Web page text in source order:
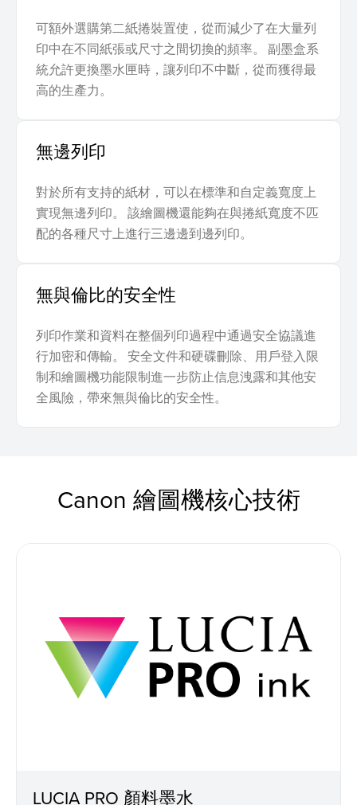
可額外選購第二紙捲裝置使，從而減少了在大量列
印中在不同紙張或尺寸之間切換的頻率。 副墨盒系
統允許更換墨水匣時，讓列印不中斷，從而獲得最
高的生產力。
無邊列印
對於所有支持的紙材，可以在標準和自定義寬度上
實現無邊列印。 該繪圖機還能夠在與捲紙寬度不匹
配的各種尺寸上進行三邊邊到邊列印。
無與倫比的安全性
列印作業和資料在整個列印過程中通過安全協議進
行加密和傳輸。 安全文件和硬碟刪除、用戶登入限
制和繪圖機功能限制進一步防止信息洩露和其他安
全風險，帶來無與倫比的安全性。
Canon 繪圖機核心技術
LUCIA PRO 顏料墨水